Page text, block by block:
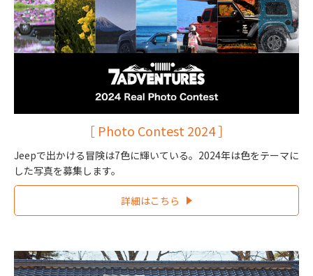
［ Photo Contest 2024 ］
Jeepで出かける冒険は7色に輝いている。2024年は色をテーマに
した写真を募集します。
詳細はこちら